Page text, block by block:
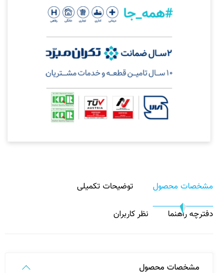
مشخصات محصول توضیحات تکمیلی
دفترچه راهنما نظر کاربران
مشخصات محصول